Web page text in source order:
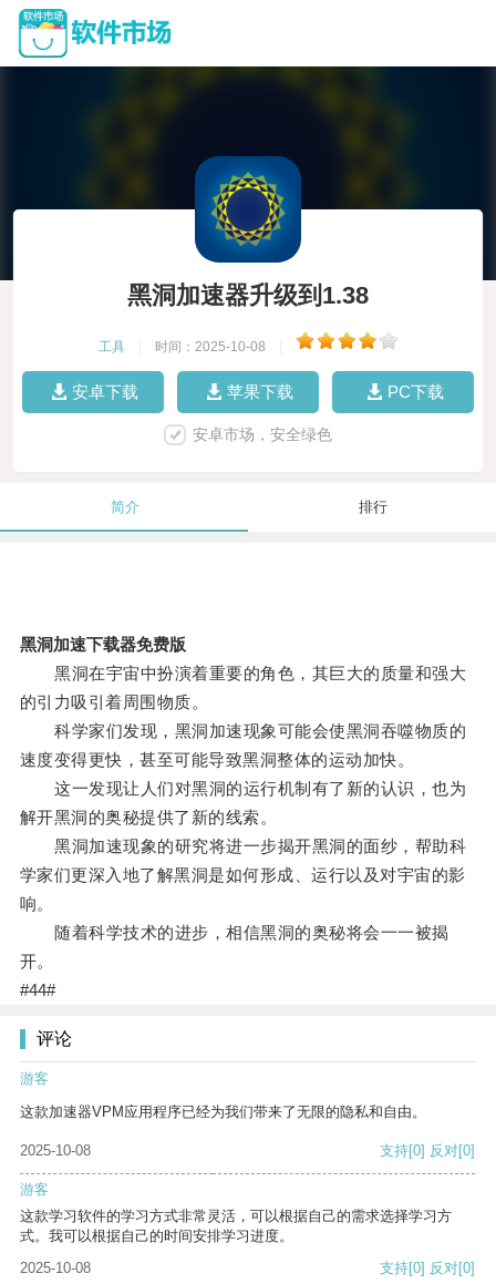
黑洞加速器升级到1.38
工具 时间：2025-10-08
安卓下载 苹果下载 PC下载
安卓市场，安全绿色
简介 排行
黑洞加速下载器免费版
黑洞在宇宙中扮演着重要的角色，其巨大的质量和强大
的引力吸引着周围物质。
科学家们发现，黑洞加速现象可能会使黑洞吞噬物质的
速度变得更快，甚至可能导致黑洞整体的运动加快。
这一发现让人们对黑洞的运行机制有了新的认识，也为
解开黑洞的奥秘提供了新的线索。
黑洞加速现象的研究将进一步揭开黑洞的面纱，帮助科
学家们更深入地了解黑洞是如何形成、运行以及对宇宙的影
响。
随着科学技术的进步，相信黑洞的奥秘将会一一被揭
开。
#44#
评论
游客
这款加速器VPM应用程序已经为我们带来了无限的隐私和自由。
2025-10-08 支持[0] 反对[0]
游客
这款学习软件的学习方式非常灵活，可以根据自己的需求选择学习方
式。我可以根据自己的时间安排学习进度。
2025-10-08
支持[0] 反对[0]